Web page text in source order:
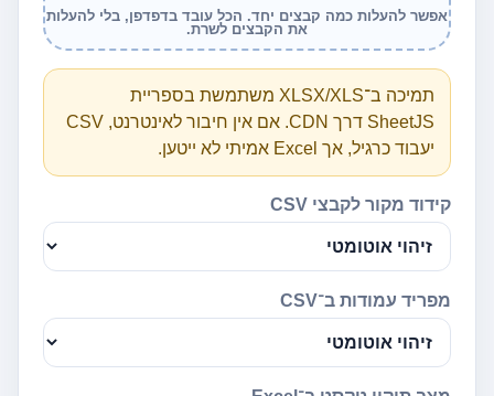
אפשר להעלות כמה קבצים יחד. הכל עובד בדפדפן, בלי להעלות
את הקבצים לשרת.
תמיכה ב־XLSX/XLS משתמשת בספריית
SheetJS דרך CDN. אם אין חיבור לאינטרנט, CSV
יעבוד כרגיל, אך Excel אמיתי לא ייטען.
קידוד מקור לקבצי CSV
מפריד עמודות ב־CSV